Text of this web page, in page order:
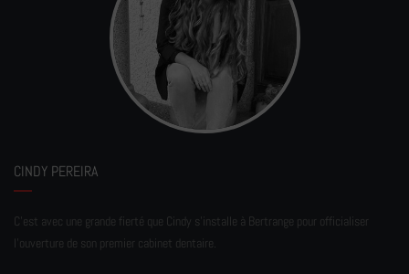
CINDY PEREIRA
C'est avec une grande fierté que Cindy s'installe à Bertrange pour officialiser
l'ouverture de son premier cabinet dentaire.